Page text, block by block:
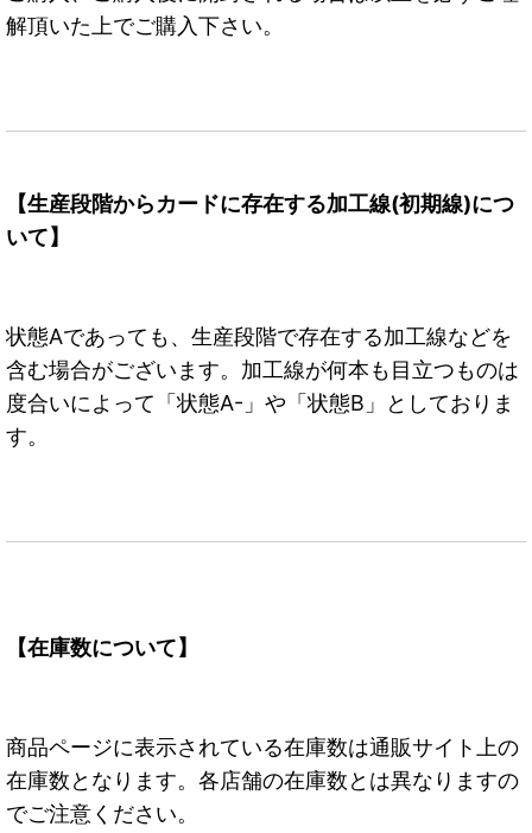
解頂いた上でご購入下さい。
【生産段階からカードに存在する加工線(初期線)につ
いて】
状態Aであっても、生産段階で存在する加工線などを
含む場合がございます。加工線が何本も目立つものは
度合いによって「状態A-」や「状態B」としておりま
す。
【在庫数について】
商品ページに表示されている在庫数は通販サイト上の
在庫数となります。各店舗の在庫数とは異なりますの
でご注意ください。